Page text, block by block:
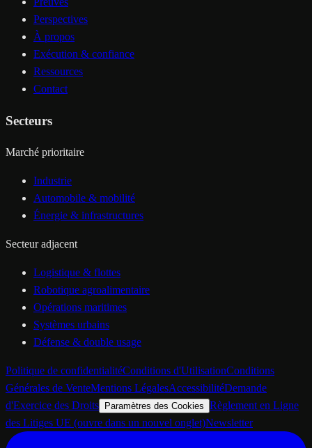
Perspectives
À propos
Exécution & confiance
Ressources
Contact
Secteurs
Marché prioritaire
Industrie
Automobile & mobilité
Énergie & infrastructures
Secteur adjacent
Logistique & flottes
Robotique agroalimentaire
Opérations maritimes
Systèmes urbains
Défense & double usage
Politique de confidentialitéConditions d'UtilisationConditions
Générales de VenteMentions LégalesAccessibilitéDemande
d'Exercice des Droits
Paramètres des Cookies Règlement en Ligne
des Litiges UE (ouvre dans un nouvel onglet)Newsletter